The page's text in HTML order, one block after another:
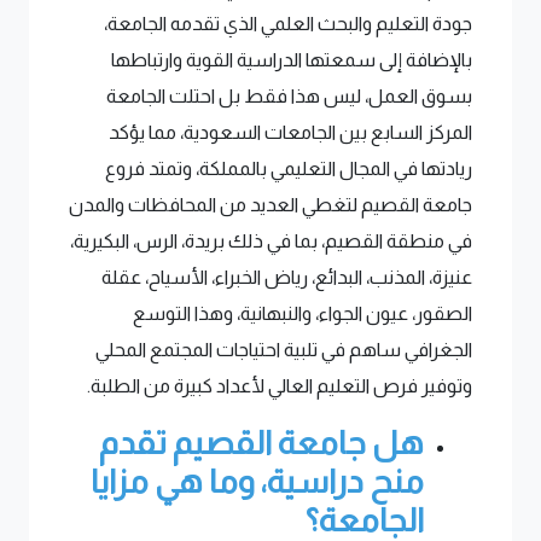
جودة التعليم والبحث العلمي الذي تقدمه الجامعة،
بالإضافة إلى سمعتها الدراسية القوية وارتباطها
بسوق العمل، ليس هذا فقط بل احتلت الجامعة
المركز السابع بين الجامعات السعودية، مما يؤكد
ريادتها في المجال التعليمي بالمملكة، وتمتد فروع
جامعة القصيم لتغطي العديد من المحافظات والمدن
في منطقة القصيم، بما في ذلك بريدة، الرس، البكيرية،
عنيزة، المذنب، البدائع، رياض الخبراء، الأسياح، عقلة
الصقور، عيون الجواء، والنبهانية، وهذا التوسع
الجغرافي ساهم في تلبية احتياجات المجتمع المحلي
وتوفير فرص التعليم العالي لأعداد كبيرة من الطلبة.
هل جامعة القصيم تقدم
منح دراسية، وما هي مزايا
الجامعة؟